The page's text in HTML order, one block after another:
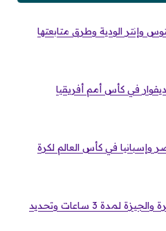
وإنتر الودية وطرق متابعتها
في كأس أمم أفريقيا
وإسبانيا في كأس العالم لكرة
قطع مياه الشرب في القاهرة والجيزة لمدة 3 ساعات وتحديد